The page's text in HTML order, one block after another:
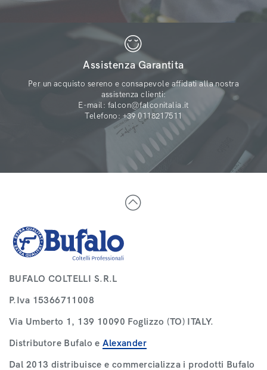
Assistenza Garantita
Per un acquisto sereno e consapevole affidati alla nostra
assistenza clienti:
E-mail: falcon@falconitalia.it
Telefono: +39 0118217511
BUFALO COLTELLI S.R.L
P.Iva 15366711008
Via Umberto 1, 139 10090 Foglizzo (TO) ITALY.
Distributore Bufalo eAlexander
Dal 2013 distribuisce e commercializza i prodotti Bufalo